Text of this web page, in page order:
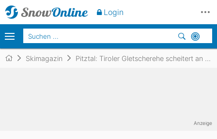
Skimagazin Pitztal: Tiroler Gletscherehe scheitert an Volksbefragung
Anzeige
Login